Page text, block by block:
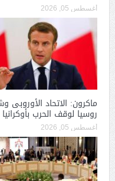
أغسطس 05, 2026
ماكرون: الاتحاد
روسيا لوقف الحرب بأوكرانيا
أغسطس 05, 2026